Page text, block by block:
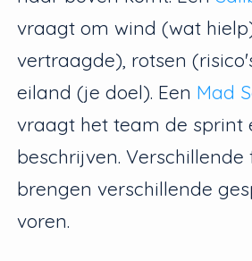
vraagt om wind (wat
vertraagde), rotsen
eiland (je doel). Een Mad
vraagt het team de sprint
beschrijven. Verschillende
brengen verschillende
voren.